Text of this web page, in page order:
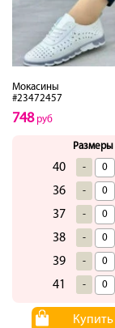
Мокасины
#23472457
748руб
Размеры
40 -
36 -
37 -
38 -
39 -
41 -
Купить